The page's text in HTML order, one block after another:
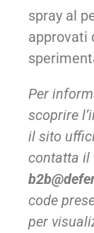
spray al
approvati
Per
scoprire
il sito
contatta il
code
per